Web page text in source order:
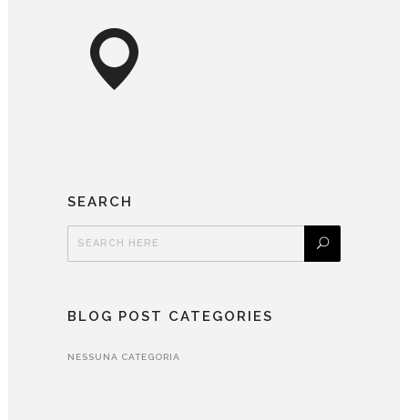
SEARCH
BLOG POST CATEGORIES
NESSUNA CATEGORIA